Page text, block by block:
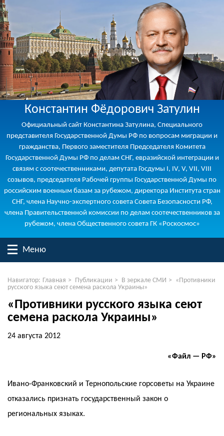
Константин Фёдорович Затулин
Официальный сайт Константина Затулина, Специального
представителя Государственной Думы РФ по вопросам миграции и
гражданства, Первого заместителя Председателя Комитета
Государственной Думы РФ по делам СНГ, евразийской интеграции и
связям с соотечественниками, депутата Госдумы I, IV, V, VII, VIII
созывов, председателя Рабочей группы Государственной Думы по
российским военным базам за рубежом, директора Института стран
СНГ, члена Научно-экспертного совета Совета Безопасности РФ,
члена Правительственной комиссии по делам соотечественников за
рубежом, члена Общественного совета ГК «Роскосмос»
Меню
Навигатор: Главная > Публикации > В зеркале СМИ > «Противники
русского языка сеют семена раскола Украины»
«Противники русского языка сеют
семена раскола Украины»
24 августа 2012
«Файл — РФ»
Ивано-Франковский и Тернопольские горсоветы на Украине
отказались признать государственный закон о
региональных языках.